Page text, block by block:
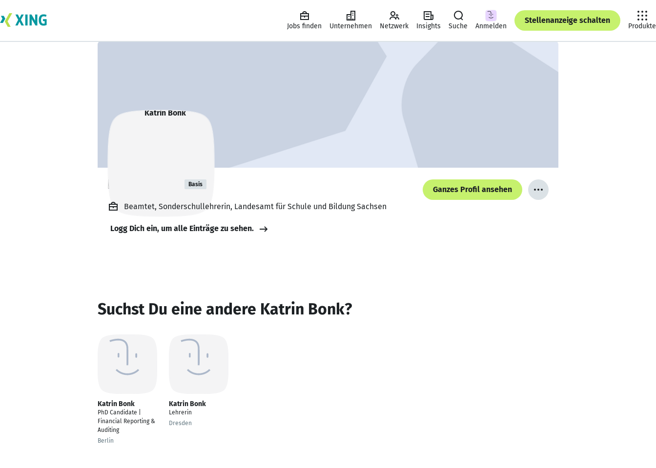
Jobs finden Unternehmen Netzwerk Insights Suche Anmelden
Stellenanzeige schalten
Produkte
Katrin Bonk Basis
Ganzes Profil ansehen
Beamtet, Sonderschullehrerin, Landesamt für Schule und Bildung Sachsen
Logg Dich ein, um alle Einträge zu sehen.
Suchst Du eine andere Katrin Bonk?
Katrin Bonk
PhD Candidate |
Financial Reporting &
Auditing
Berlin
Katrin Bonk
Lehrerin
Dresden